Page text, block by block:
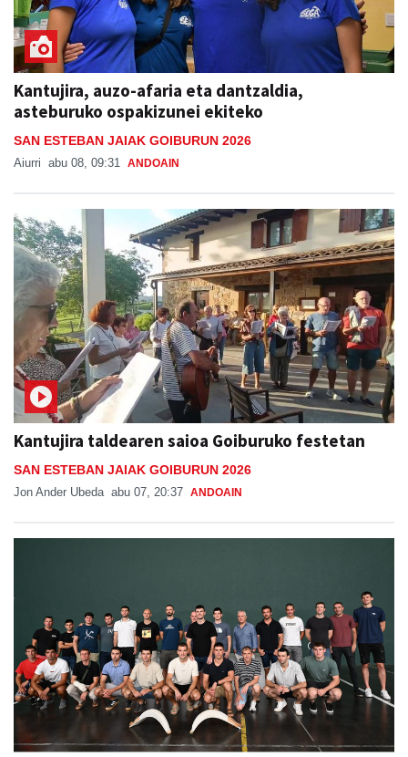
Kantujira, auzo-afaria eta dantzaldia,
asteburuko ospakizunei ekiteko
SAN ESTEBAN JAIAK GOIBURUN 2026
Aiurri abu 08, 09:31 ANDOAIN
Kantujira taldearen saioa Goiburuko festetan
SAN ESTEBAN JAIAK GOIBURUN 2026
Jon Ander Ubeda abu 07, 20:37 ANDOAIN